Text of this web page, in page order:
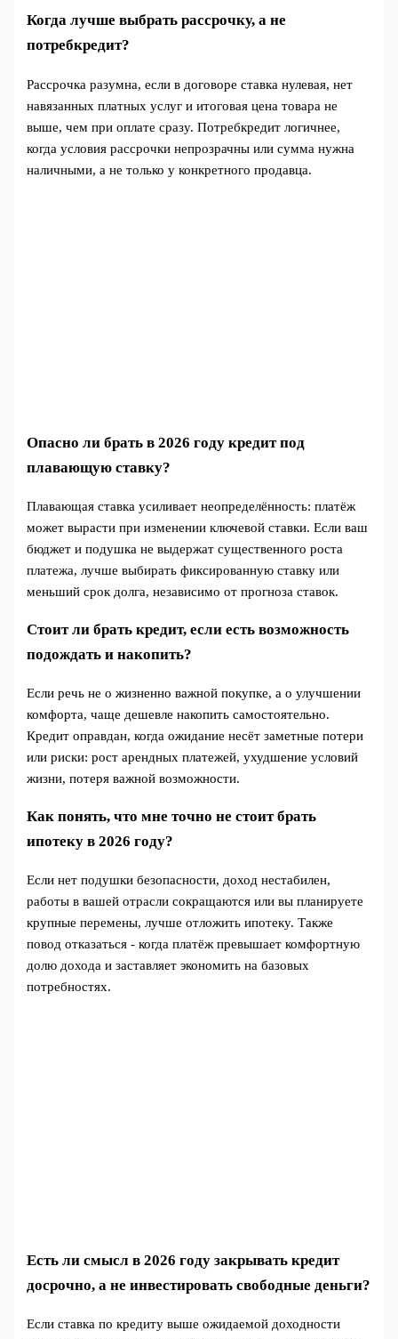
Когда лучше выбрать рассрочку, а не
потребкредит?
Рассрочка разумна, если в договоре ставка нулевая, нет
навязанных платных услуг и итоговая цена товара не
выше, чем при оплате сразу. Потребкредит логичнее,
когда условия рассрочки непрозрачны или сумма нужна
наличными, а не только у конкретного продавца.
Опасно ли брать в 2026 году кредит под
плавающую ставку?
Плавающая ставка усиливает неопределённость: платёж
может вырасти при изменении ключевой ставки. Если ваш
бюджет и подушка не выдержат существенного роста
платежа, лучше выбирать фиксированную ставку или
меньший срок долга, независимо от прогноза ставок.
Стоит ли брать кредит, если есть возможность
подождать и накопить?
Если речь не о жизненно важной покупке, а о улучшении
комфорта, чаще дешевле накопить самостоятельно.
Кредит оправдан, когда ожидание несёт заметные потери
или риски: рост арендных платежей, ухудшение условий
жизни, потеря важной возможности.
Как понять, что мне точно не стоит брать
ипотеку в 2026 году?
Если нет подушки безопасности, доход нестабилен,
работы в вашей отрасли сокращаются или вы планируете
крупные перемены, лучше отложить ипотеку. Также
повод отказаться - когда платёж превышает комфортную
долю дохода и заставляет экономить на базовых
потребностях.
Есть ли смысл в 2026 году закрывать кредит
досрочно, а не инвестировать свободные деньги?
Если ставка по кредиту выше ожидаемой доходности